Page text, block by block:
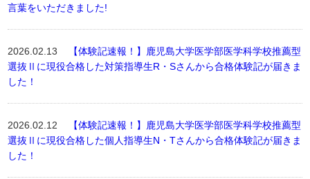
言葉をいただきました!
2026.02.13
【体験記速報！】鹿児島大学医学部医学科学校推薦型
選抜Ⅱに現役合格した対策指導生R・Sさんから合格体験記が届きま
した！
2026.02.12
【体験記速報！】鹿児島大学医学部医学科学校推薦型
選抜Ⅱに現役合格した個人指導生N・Tさんから合格体験記が届きま
した！